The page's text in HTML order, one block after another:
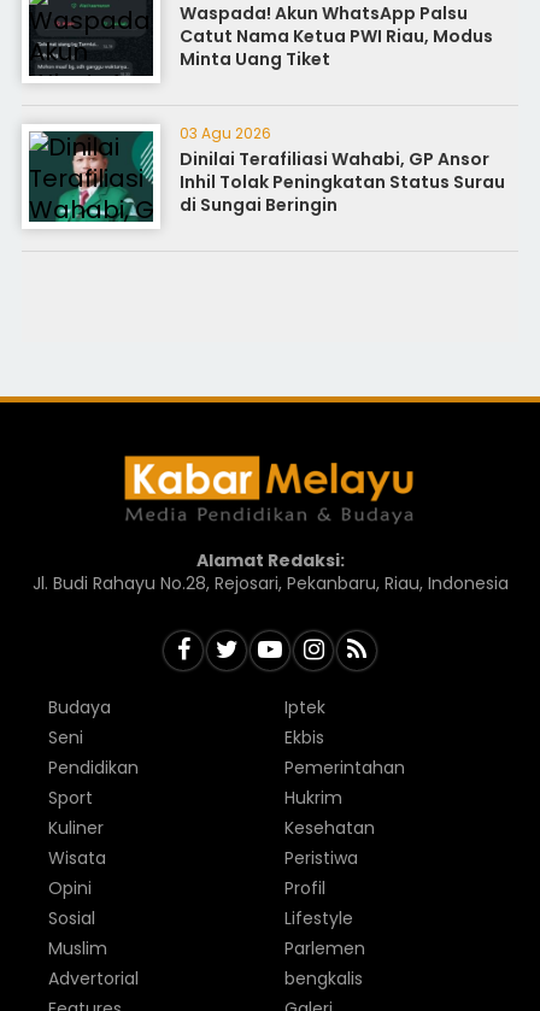
Waspada! Akun WhatsApp Palsu
Catut Nama Ketua PWI Riau, Modus
Minta Uang Tiket
03 Agu 2026
Dinilai Terafiliasi Wahabi, GP Ansor
Inhil Tolak Peningkatan Status Surau
di Sungai Beringin
Alamat Redaksi:
Jl. Budi Rahayu No.28, Rejosari, Pekanbaru, Riau, Indonesia
Budaya
Seni
Pendidikan
Sport
Kuliner
Wisata
Iptek
Ekbis
Pemerintahan
Hukrim
Kesehatan
Peristiwa
Opini
Sosial
Muslim
Advertorial
Profil
Lifestyle
Parlemen
bengkalis